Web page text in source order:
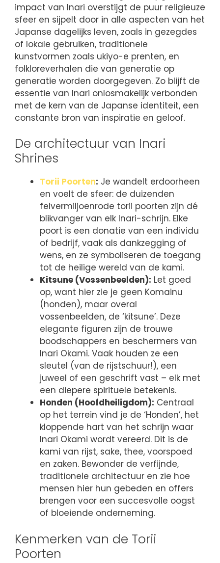
impact van Inari overstijgt de puur religieuze
sfeer en sijpelt door in alle aspecten van het
Japanse dagelijks leven, zoals in gezegdes
of lokale gebruiken, traditionele
kunstvormen zoals ukiyo-e prenten, en
folkloreverhalen die van generatie op
generatie worden doorgegeven. Zo blijft de
essentie van Inari onlosmakelijk verbonden
met de kern van de Japanse identiteit, een
constante bron van inspiratie en geloof.
De architectuur van Inari
Shrines
Torii Poorten: Je wandelt erdoorheen
en voelt de sfeer: de duizenden
felvermiljoenrode torii poorten zijn dé
blikvanger van elk Inari-schrijn. Elke
poort is een donatie van een individu
of bedrijf, vaak als dankzegging of
wens, en ze symboliseren de toegang
tot de heilige wereld van de kami.
Kitsune (Vossenbeelden): Let goed
op, want hier zie je geen Komainu
(honden), maar overal
vossenbeelden, de ‘kitsune’. Deze
elegante figuren zijn de trouwe
boodschappers en beschermers van
Inari Okami. Vaak houden ze een
sleutel (van de rijstschuur!), een
juweel of een geschrift vast – elk met
een diepere spirituele betekenis.
Honden (Hoofdheiligdom): Centraal
op het terrein vind je de ‘Honden’, het
kloppende hart van het schrijn waar
Inari Okami wordt vereerd. Dit is de
kami van rijst, sake, thee, voorspoed
en zaken. Bewonder de verfijnde,
traditionele architectuur en zie hoe
mensen hier hun gebeden en offers
brengen voor een succesvolle oogst
of bloeiende onderneming.
Kenmerken van de Torii
Poorten